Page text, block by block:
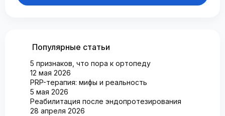
Популярные статьи
5 признаков, что пора к ортопеду
12 мая 2026
PRP-терапия: мифы и реальность
5 мая 2026
Реабилитация после эндопротезирования
28 апреля 2026